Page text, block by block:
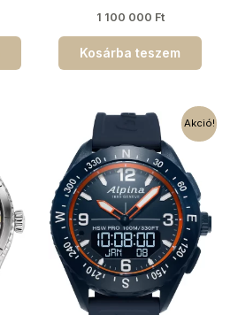
1 100 000 Ft
Kosárba teszem
Akció!